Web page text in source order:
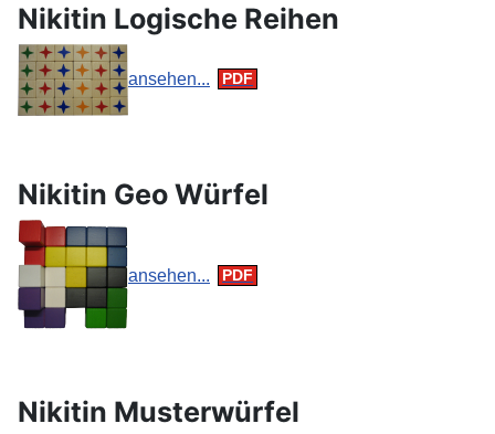
Nikitin Logische Reihen
ansehen...
Nikitin Geo Würfel
ansehen...
Nikitin Musterwürfel